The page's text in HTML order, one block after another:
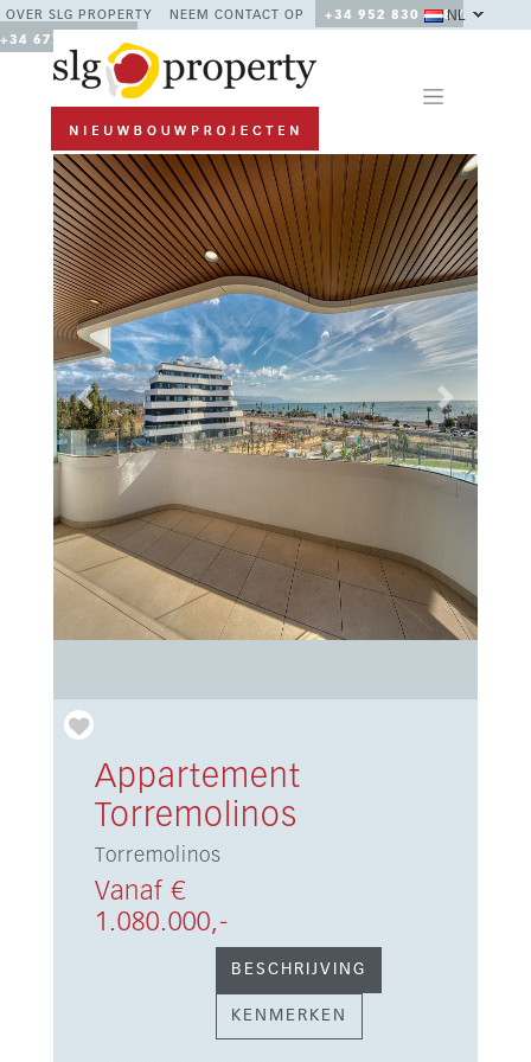
OVER SLG PROPERTY NEEM CONTACT OP
+34 952 830 378 /
+34 677 670 480
NL
Previous Next
Appartement
Torremolinos
Torremolinos
Vanaf €
1.080.000,-
BESCHRIJVING
KENMERKEN